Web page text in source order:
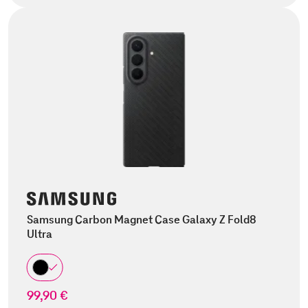
Samsung Carbon Magnet Case Galaxy Z Fold8
Ultra
99,90 €